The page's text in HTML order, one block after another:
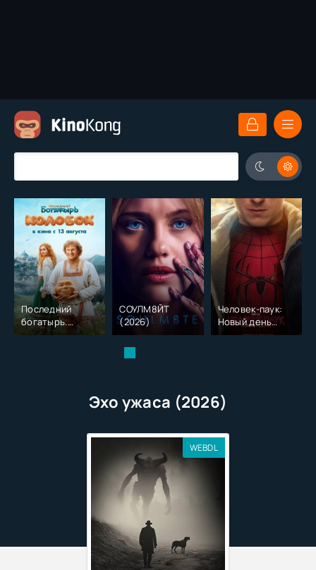
Последний
богатырь.
Колобок (2026)
СОУЛМ8ЙТ
(2026)
Человек-паук:
Новый день
(2026)
Эхо ужаса (2026)
WEBDL